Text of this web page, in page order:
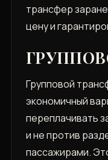
трансфер
цену и
Групповой
экономичный
переплачивать
и не против
пассажирами.